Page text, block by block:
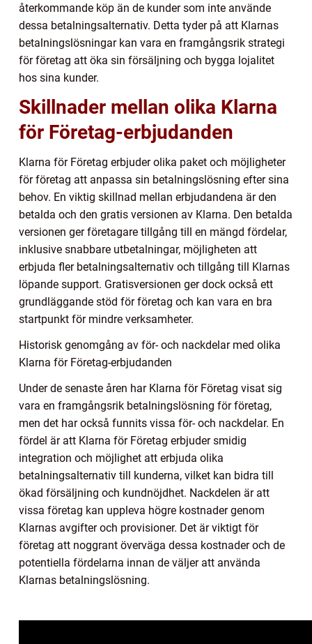
återkommande köp än de kunder som inte använde
dessa betalningsalternativ. Detta tyder på att Klarnas
betalningslösningar kan vara en framgångsrik strategi
för företag att öka sin försäljning och bygga lojalitet
hos sina kunder.
Skillnader mellan olika Klarna
för Företag-erbjudanden
Klarna för Företag erbjuder olika paket och möjligheter
för företag att anpassa sin betalningslösning efter sina
behov. En viktig skillnad mellan erbjudandena är den
betalda och den gratis versionen av Klarna. Den betalda
versionen ger företagare tillgång till en mängd fördelar,
inklusive snabbare utbetalningar, möjligheten att
erbjuda fler betalningsalternativ och tillgång till Klarnas
löpande support. Gratisversionen ger dock också ett
grundläggande stöd för företag och kan vara en bra
startpunkt för mindre verksamheter.
Historisk genomgång av för- och nackdelar med olika
Klarna för Företag-erbjudanden
Under de senaste åren har Klarna för Företag visat sig
vara en framgångsrik betalningslösning för företag,
men det har också funnits vissa för- och nackdelar. En
fördel är att Klarna för Företag erbjuder smidig
integration och möjlighet att erbjuda olika
betalningsalternativ till kunderna, vilket kan bidra till
ökad försäljning och kundnöjdhet. Nackdelen är att
vissa företag kan uppleva högre kostnader genom
Klarnas avgifter och provisioner. Det är viktigt för
företag att noggrant överväga dessa kostnader och de
potentiella fördelarna innan de väljer att använda
Klarnas betalningslösning.